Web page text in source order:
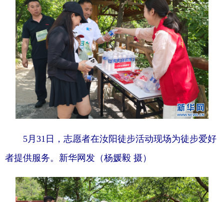
海南 重庆 四川
贵州 云南 西藏
陕西 甘肃 青海
宁夏 新疆 内蒙古
黑龙江
日本語 한국어 Deutsch
5月31日，志愿者在汝阳徒步活动现场为徒步爱好
者提供服务。新华网发（杨媛毅 摄）